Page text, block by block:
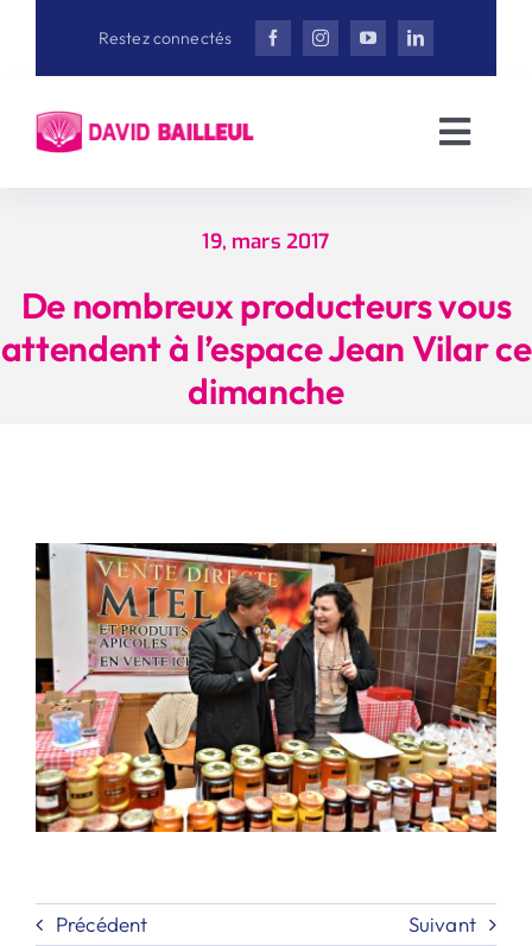
Restez connectés
Actualités
Contact
Rechercher:
19, mars 2017
De nombreux producteurs vous
attendent à l’espace Jean Vilar ce
dimanche
Précédent Suivant